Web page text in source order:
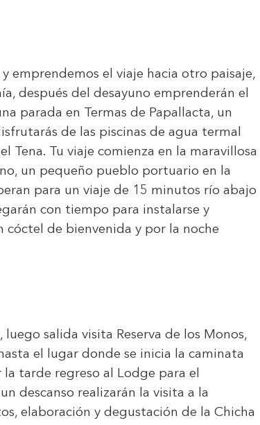
emprendemos el viaje hacia otro paisaje,
después del desayuno emprenderán el
parada en Termas de Papallacta, un
de las piscinas de agua termal
Tena. Tu viaje comienza en la maravillosa
un pequeño pueblo portuario en la
para un viaje de 15 minutos río abajo
con tiempo para instalarse y
de bienvenida y por la noche
salida visita Reserva de los Monos,
el lugar donde se inicia la caminata
tarde regreso al Lodge para el
descanso realizarán la visita a la
elaboración y degustación de la Chicha